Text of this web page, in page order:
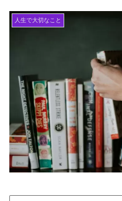
人生で大切なこと